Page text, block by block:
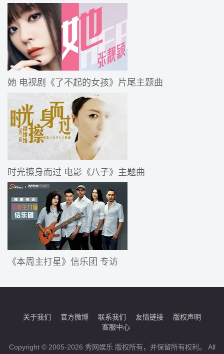
她 电视剧《了不起的女孩》片尾主题曲
时光擦身而过 电影《八子》主题曲
《本周主打星》信乐团 专访
关于我们 官方微博 联系我们 友情链接
版权声明
客服中心
Copyright © 2005-2026 秀网娱乐 版权所有，并保留所有权利。 All